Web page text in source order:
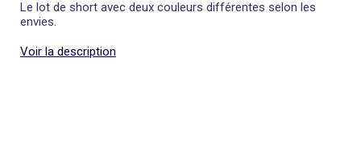
Le lot de short avec deux couleurs différentes selon les
envies.
Voir la description